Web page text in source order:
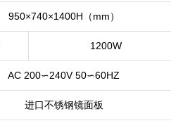
950×740×1400H（mm）
1200W
AC 200∽240V 50∽60HZ
进口不锈钢镜面板